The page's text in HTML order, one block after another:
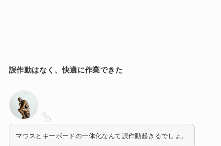
誤作動はなく、快適に作業できた
マウスとキーボードの一体化なんて誤作動起きるでしょ。